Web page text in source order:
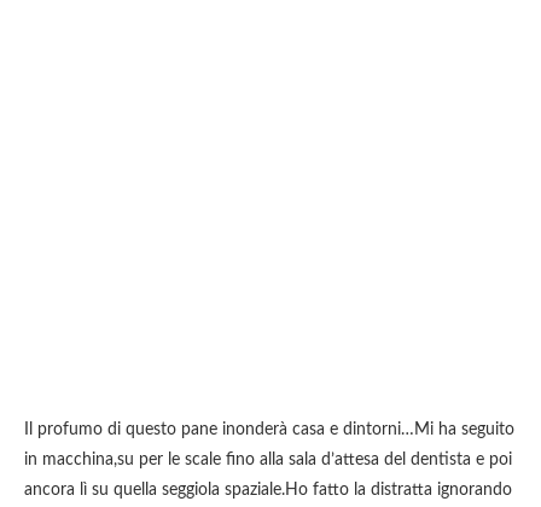
Il profumo di questo pane inonderà casa e dintorni…Mi ha seguito
in macchina,su per le scale fino alla sala d’attesa del dentista e poi
ancora lì su quella seggiola spaziale.Ho fatto la distratta ignorando